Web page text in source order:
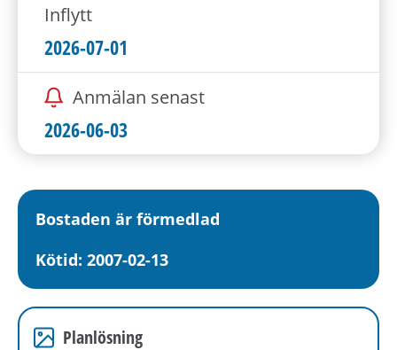
Inflytt
2026-07-01
Anmälan senast
2026-06-03
Bostaden är förmedlad
Kötid: 2007-02-13
Planlösning